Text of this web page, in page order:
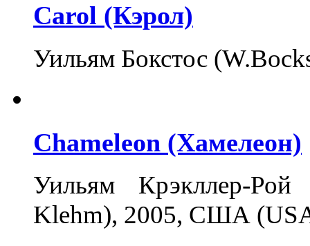
Carol (Кэрол)
Уильям Бокстос
Chameleon (Хамелеон)
Уильям Крэкллер-
Klehm), 2005, США